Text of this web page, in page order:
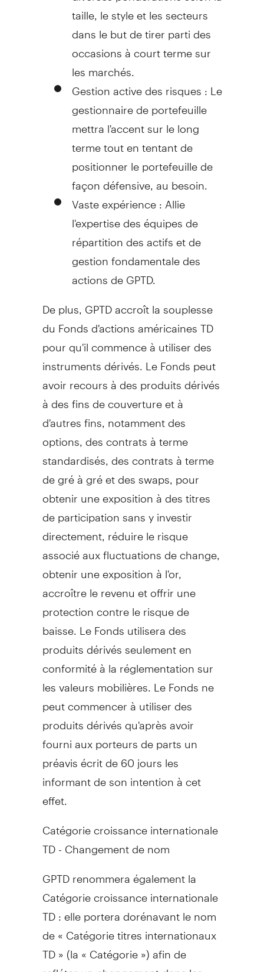
taille, le style et les secteurs
dans le but de tirer parti des
occasions à court terme sur
les marchés.
Gestion active des risques : Le
gestionnaire de portefeuille
mettra l'accent sur le long
terme tout en tentant de
positionner le portefeuille de
façon défensive, au besoin.
Vaste expérience : Allie
l'expertise des équipes de
répartition des actifs et de
gestion fondamentale des
actions de GPTD.
De plus, GPTD accroît la souplesse
du Fonds d'actions américaines TD
pour qu'il commence à utiliser des
instruments dérivés. Le Fonds peut
avoir recours à des produits dérivés
à des fins de couverture et à
d'autres fins, notamment des
options, des contrats à terme
standardisés, des contrats à terme
de gré à gré et des swaps, pour
obtenir une exposition à des titres
de participation sans y investir
directement, réduire le risque
associé aux fluctuations de change,
obtenir une exposition à l'or,
accroître le revenu et offrir une
protection contre le risque de
baisse. Le Fonds utilisera des
produits dérivés seulement en
conformité à la réglementation sur
les valeurs mobilières. Le Fonds ne
peut commencer à utiliser des
produits dérivés qu'après avoir
fourni aux porteurs de parts un
préavis écrit de 60 jours les
informant de son intention à cet
effet.
Catégorie croissance internationale
TD - Changement de nom
GPTD renommera également la
Catégorie croissance internationale
TD : elle portera dorénavant le nom
de « Catégorie titres internationaux
TD » (la « Catégorie ») afin de